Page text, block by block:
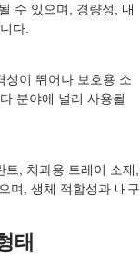
수 있으며, 경량성, 내
다.
성이 뛰어나 보호용 소
분야에 널리 사용될
, 치과용 트레이 소재,
며, 생체 적합성과 내구
태